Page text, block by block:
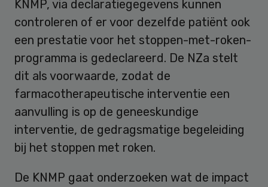
KNMP, via declaratiegegevens kunnen
controleren of er voor dezelfde patiënt ook
een prestatie voor het stoppen-met-roken-
programma is gedeclareerd. De NZa stelt
dit als voorwaarde, zodat de
farmacotherapeutische interventie een
aanvulling is op de geneeskundige
interventie, de gedragsmatige begeleiding
bij het stoppen met roken.
De KNMP gaat onderzoeken wat de impact